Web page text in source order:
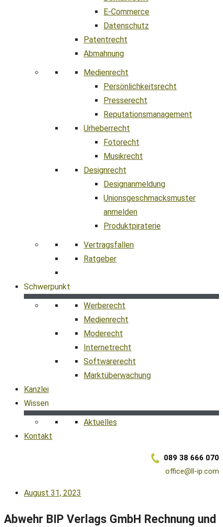
E-Commerce
Datenschutz
Patentrecht
Abmahnung
Medienrecht
Persönlichkeitsrecht
Presserecht
Reputationsmanagement
Urheberrecht
Fotorecht
Musikrecht
Designrecht
Designanmeldung
Unionsgeschmacksmuster
anmelden
Produktpiraterie
Vertragsfallen
Ratgeber
Schwerpunkt
Werberecht
Medienrecht
Moderecht
Internetrecht
Softwarerecht
Marktüberwachung
Kanzlei
Wissen
Aktuelles
Kontakt
089 38 666 070
office@ll-ip.com
August 31, 2023
Abwehr BIP Verlags GmbH Rechnung und